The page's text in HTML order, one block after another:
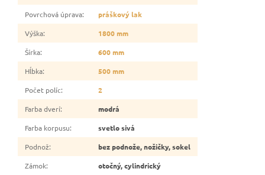
Povrchová úprava:
práškový lak
Výška:
1800 mm
Šírka:
600 mm
Hĺbka:
500 mm
Počet políc:
2
Farba dverí:
modrá
Farba korpusu:
svetlo sivá
Podnož:
bez podnože, nožičky, sokel
Zámok: otočný, cylindrický